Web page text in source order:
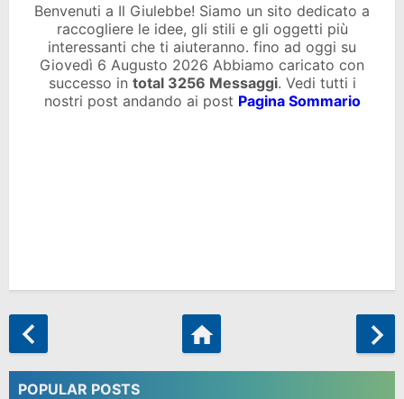
Benvenuti a Il Giulebbe! Siamo un sito dedicato a
raccogliere le idee, gli stili e gli oggetti più
interessanti che ti aiuteranno. fino ad oggi su
Giovedì 6 Augusto 2026 Abbiamo caricato con
successo in total 3256 Messaggi. Vedi tutti i
nostri post andando ai post Pagina Sommario
POPULAR POSTS